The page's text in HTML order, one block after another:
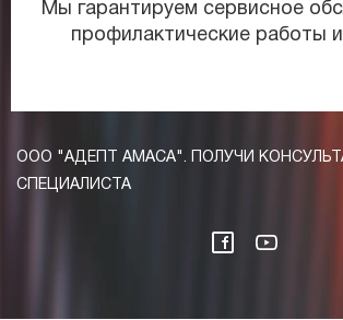
Мы гарантируем сервисное
профилактические работы
ООО "АДЕПТ АМАСА". ПОЛУЧИ
СПЕЦИАЛИСТА